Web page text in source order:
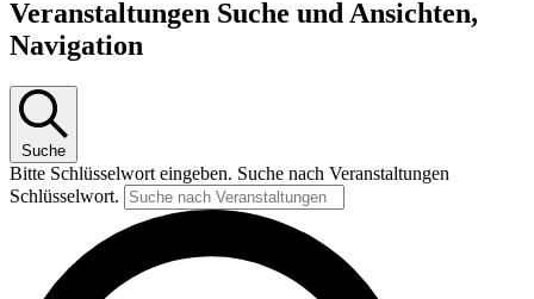
Veranstaltungen Suche und Ansichten,
Navigation
Suche
Bitte Schlüsselwort eingeben. Suche nach Veranstaltungen
Schlüsselwort.